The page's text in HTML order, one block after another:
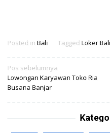
Posted in Bali Tagged Loker Bali
Navigasi
pos
Pos sebelumnya
Lowongan Karyawan Toko Ria
Busana Banjar